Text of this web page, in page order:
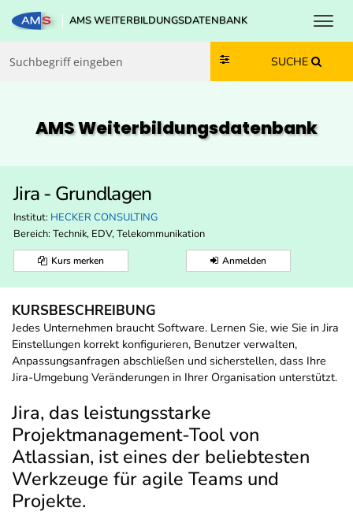
Zum Inhalt springen
Zum Navmenü springen
Zur Suche springen
Zur Footer springen
AMS WEITERBILDUNGSDATENBANK
SUCHE
AMS Weiterbildungs­datenbank
Jira - Grundlagen
Institut: HECKER CONSULTING
Bereich: Technik, EDV, Telekommunikation
Kurs merken Anmelden
KURSBESCHREIBUNG
Jedes Unternehmen braucht Software. Lernen Sie, wie Sie in Jira
Einstellungen korrekt konfigurieren, Benutzer verwalten,
Anpassungsanfragen abschließen und sicherstellen, dass Ihre
Jira-Umgebung Veränderungen in Ihrer Organisation unterstützt.
Jira, das leistungsstarke
Projektmanagement-Tool von
Atlassian, ist eines der beliebtesten
Werkzeuge für agile Teams und
Projekte.